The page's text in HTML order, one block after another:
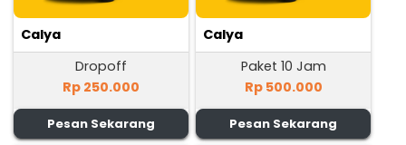
Calya
Dropoff
Rp 250.000
Pesan Sekarang
Calya
Paket 10 Jam
Rp 500.000
Pesan Sekarang